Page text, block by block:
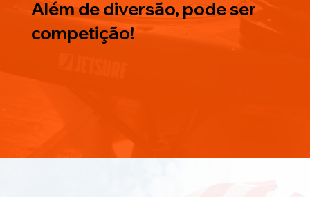
Além de diversão, pode ser
competição!